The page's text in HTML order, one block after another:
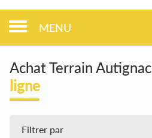
MENU
Achat Terrain Autignac
ligne